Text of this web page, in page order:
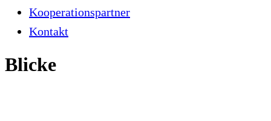
Kooperationspartner
Kontakt
Blicke